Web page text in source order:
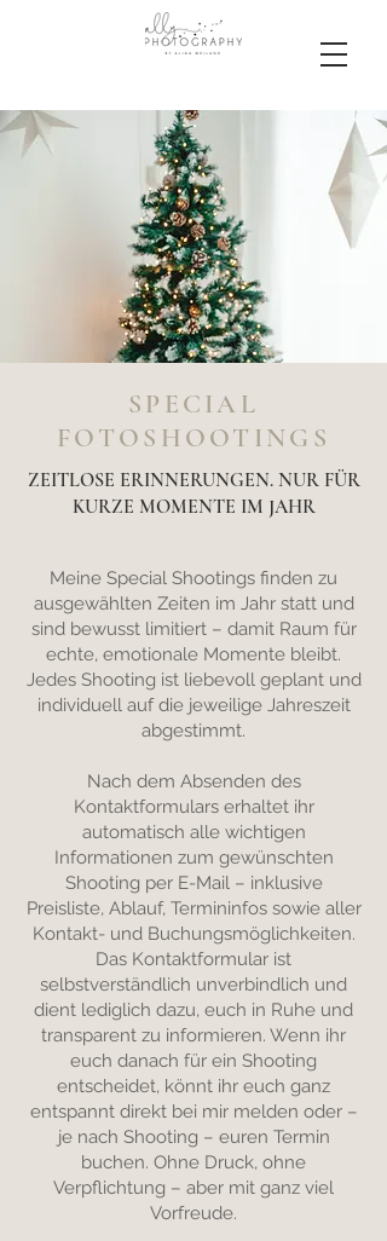
SPECIAL
FOTOSHOOTINGS
ZEITLOSE ERINNERUNGEN. NUR FÜR
KURZE MOMENTE IM JAHR
Meine Special Shootings finden zu
ausgewählten Zeiten im Jahr statt und
sind bewusst limitiert – damit Raum für
echte, emotionale Momente bleibt.
Jedes Shooting ist liebevoll geplant und
individuell auf die jeweilige Jahreszeit
abgestimmt.
Nach dem Absenden des
Kontaktformulars erhaltet ihr
automatisch alle wichtigen
Informationen zum gewünschten
Shooting per E-Mail – inklusive
Preisliste, Ablauf, Termininfos sowie aller
Kontakt- und Buchungsmöglichkeiten.
Das Kontaktformular ist
selbstverständlich unverbindlich und
dient lediglich dazu, euch in Ruhe und
transparent zu informieren. Wenn ihr
euch danach für ein Shooting
entscheidet, könnt ihr euch ganz
entspannt direkt bei mir melden oder –
je nach Shooting – euren Termin
buchen. Ohne Druck, ohne
Verpflichtung – aber mit ganz viel
Vorfreude.